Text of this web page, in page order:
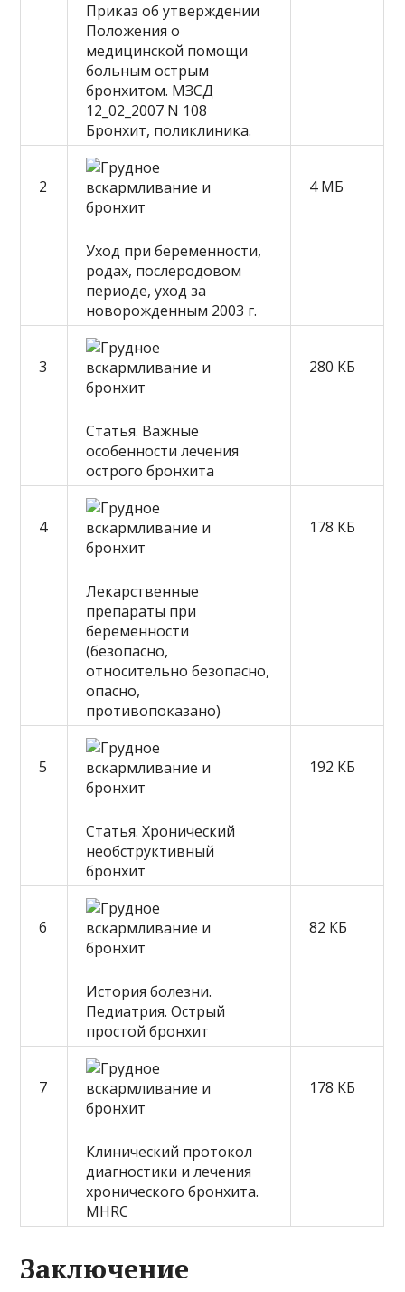
Приказ об утверждении
Положения о
медицинской помощи
больным острым
бронхитом. МЗСД
12_02_2007 N 108
Бронхит, поликлиника.
2
Уход при беременности,
родах, послеродовом
периоде, уход за
новорожденным 2003 г.
4 МБ
3
Статья. Важные
особенности лечения
острого бронхита
280 КБ
4
Лекарственные
препараты при
беременности
(безопасно,
относительно безопасно,
опасно,
противопоказано)
178 КБ
5
Статья. Хронический
необструктивный
бронхит
192 КБ
6
История болезни.
Педиатрия. Острый
простой бронхит
82 КБ
7
Клинический протокол
диагностики и лечения
хронического бронхита.
MHRC
178 КБ
Заключение